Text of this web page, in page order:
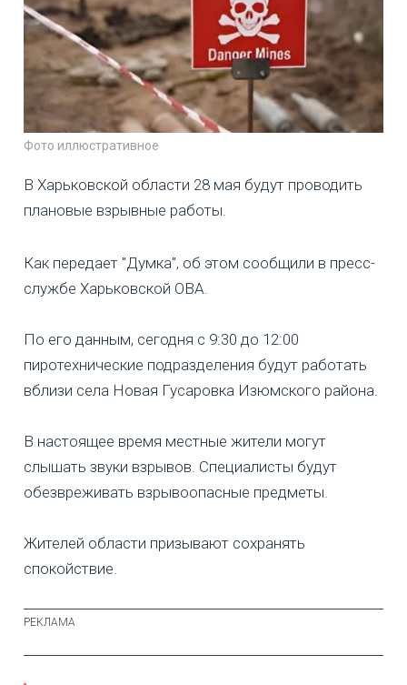
Фото иллюстративное
В Харьковской области 28 мая будут проводить
плановые взрывные работы.
Как передает "Думка", об этом сообщили в пресс-
службе Харьковской ОВА.
По его данным, сегодня с 9:30 до 12:00
пиротехнические подразделения будут работать
вблизи села Новая Гусаровка Изюмского района.
В настоящее время местные жители могут
слышать звуки взрывов. Специалисты будут
обезвреживать взрывоопасные предметы.
Жителей области призывают сохранять
спокойствие.